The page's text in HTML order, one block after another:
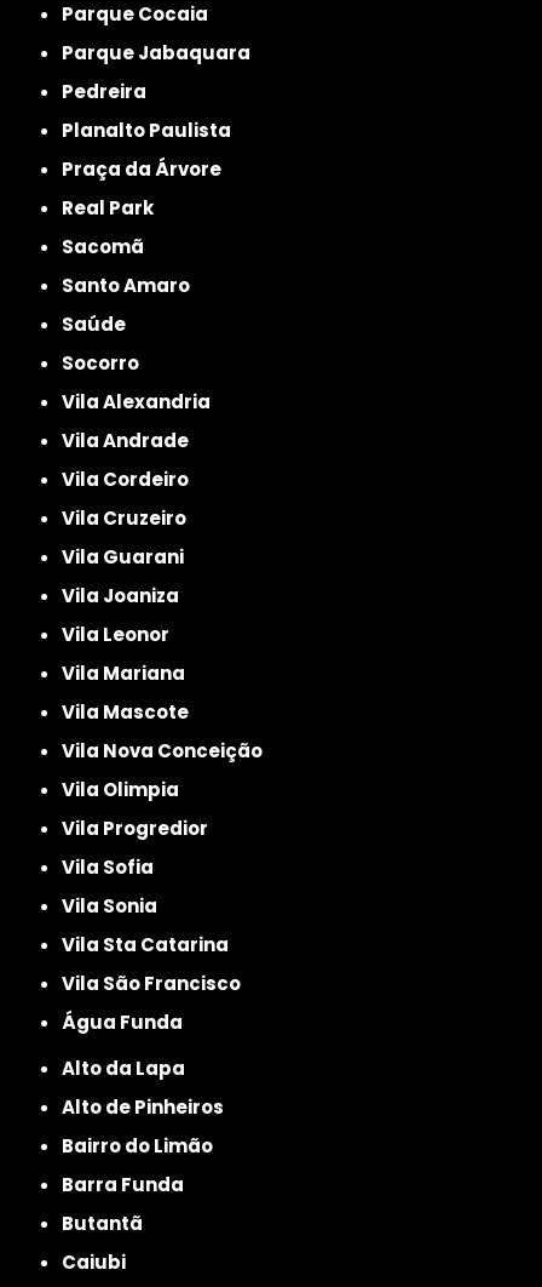
Parque Cocaia
Parque Jabaquara
Pedreira
Planalto Paulista
Praça da Árvore
Real Park
Sacomã
Santo Amaro
Saúde
Socorro
Vila Alexandria
Vila Andrade
Vila Cordeiro
Vila Cruzeiro
Vila Guarani
Vila Joaniza
Vila Leonor
Vila Mariana
Vila Mascote
Vila Nova Conceição
Vila Olimpia
Vila Progredior
Vila Sofia
Vila Sonia
Vila Sta Catarina
Vila São Francisco
Água Funda
Alto da Lapa
Alto de Pinheiros
Bairro do Limão
Barra Funda
Butantã
Caiubi